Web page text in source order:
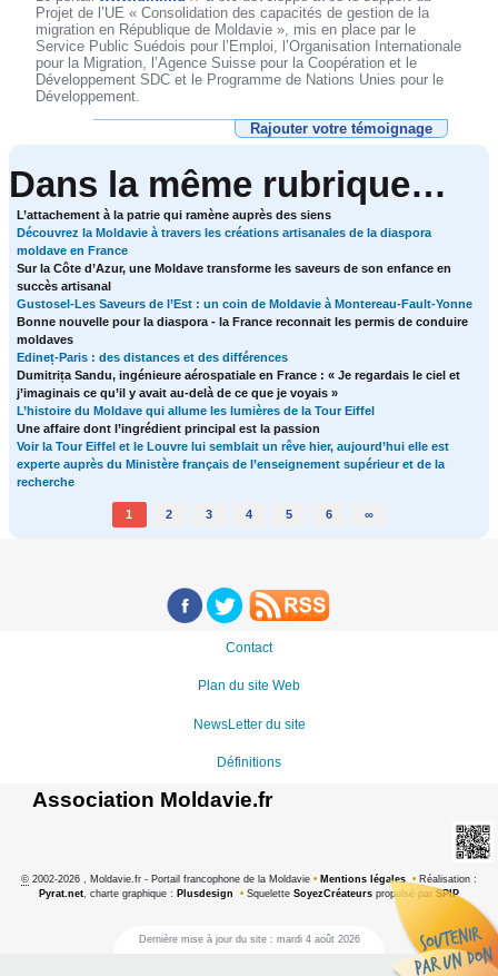
Projet de l’UE « Consolidation des capacités de gestion de la
migration en République de Moldavie », mis en place par le
Service Public Suédois pour l’Emploi, l’Organisation Internationale
pour la Migration, l’Agence Suisse pour la Coopération et le
Développement SDC et le Programme de Nations Unies pour le
Développement.
Rajouter votre témoignage
Dans la même rubrique…
L’attachement à la patrie qui ramène auprès des siens
Découvrez la Moldavie à travers les créations artisanales de la diaspora
moldave en France
Sur la Côte d’Azur, une Moldave transforme les saveurs de son enfance en
succès artisanal
Gustosel-Les Saveurs de l’Est : un coin de Moldavie à Montereau-Fault-Yonne
Bonne nouvelle pour la diaspora - la France reconnait les permis de conduire
moldaves
Edineț-Paris : des distances et des différences
Dumitrița Sandu, ingénieure aérospatiale en France : « Je regardais le ciel et
j’imaginais ce qu’il y avait au-delà de ce que je voyais »
L’histoire du Moldave qui allume les lumières de la Tour Eiffel
Une affaire dont l’ingrédient principal est la passion
Voir la Tour Eiffel et le Louvre lui semblait un rêve hier, aujourd’hui elle est
experte auprès du Ministère français de l’enseignement supérieur et de la
recherche
1 2 3 4 5 6 ∞
Contact
Plan du site Web
NewsLetter du site
Définitions
Association Moldavie.fr
© 2002-2026 , Moldavie.fr - Portail francophone de la Moldavie • Mentions légales • Réalisation :
Pyrat.net , charte graphique : Plusdesign • Squelette SoyezCréateurs propulsé par SPIP
Dernière mise à jour du site : mardi 4 août 2026